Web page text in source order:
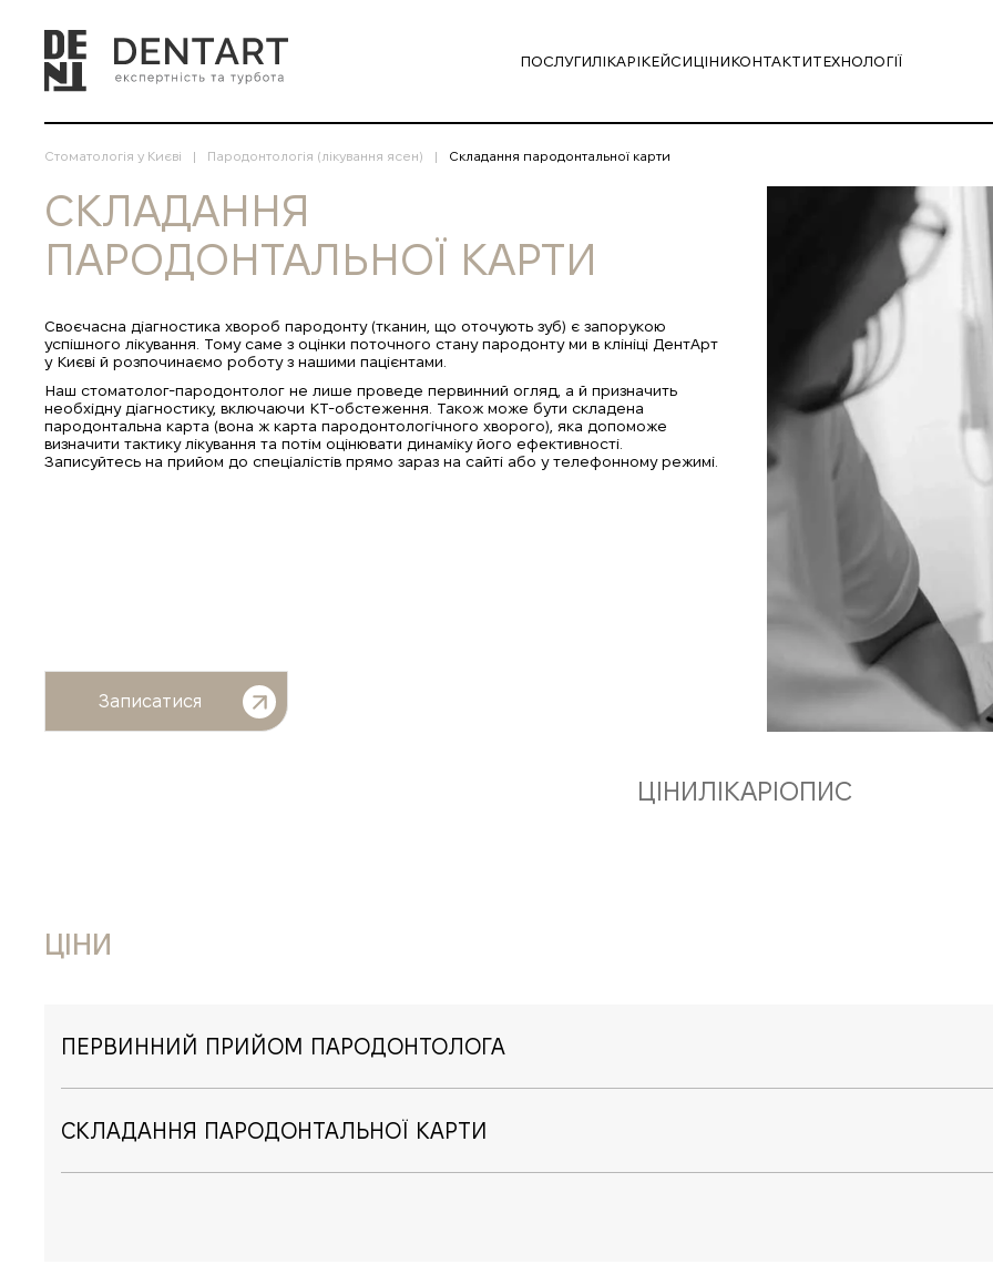
ПОСЛУГИЛІКАРІКЕЙСИЦІНИКОНТАКТИТЕХНОЛОГІЇ
Стоматологія у Києві Пародонтологія (лікування ясен) Складання пародонтальної карти
СКЛАДАННЯ
ПАРОДОНТАЛЬНОЇ КАРТИ
Своєчасна діагностика хвороб пародонту (тканин, що оточують зуб) є запорукою
успішного лікування. Тому саме з оцінки поточного стану пародонту ми в клініці ДентАрт
у Києві й розпочинаємо роботу з нашими пацієнтами.
Наш стоматолог-пародонтолог не лише проведе первинний огляд, а й призначить
необхідну діагностику, включаючи КТ-обстеження. Також може бути складена
пародонтальна карта (вона ж карта пародонтологічного хворого), яка допоможе
визначити тактику лікування та потім оцінювати динаміку його ефективності.
Записуйтесь на прийом до спеціалістів прямо зараз на сайті або у телефонному режимі.
Записатися
ЦІНИЛІКАРІОПИС
ЦІНИ
ПЕРВИННИЙ ПРИЙОМ ПАРОДОНТОЛОГА
СКЛАДАННЯ ПАРОДОНТАЛЬНОЇ КАРТИ